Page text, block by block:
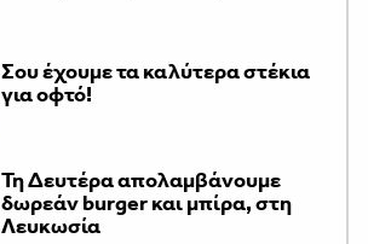
Σου έχουμε τα καλύτερα στέκια
για οφτό!
Τη Δευτέρα απολαμβάνουμε
δωρεάν burger και μπίρα, στη
Λευκωσία